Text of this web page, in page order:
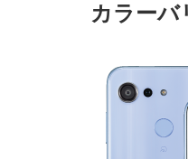
カラーバ